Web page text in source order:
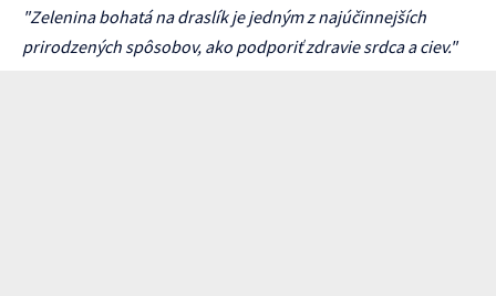
"Zelenina bohatá na draslík je jedným z najúčinnejších
prirodzených spôsobov, ako podporiť zdravie srdca a ciev."